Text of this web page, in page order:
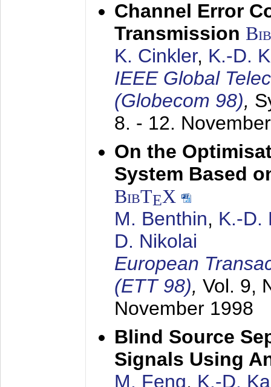
Channel Error
Transmission
K. Cinkler, K.-D.
IEEE Global
(Globecom 98),
8. - 12.
On the
System Based
BibTEX
M. Benthin, K.-D.
D. Nikolai
European
(ETT 98), Vol. 9,
November 1998
Blind Source
Signals Using
M. Feng, K.-D.